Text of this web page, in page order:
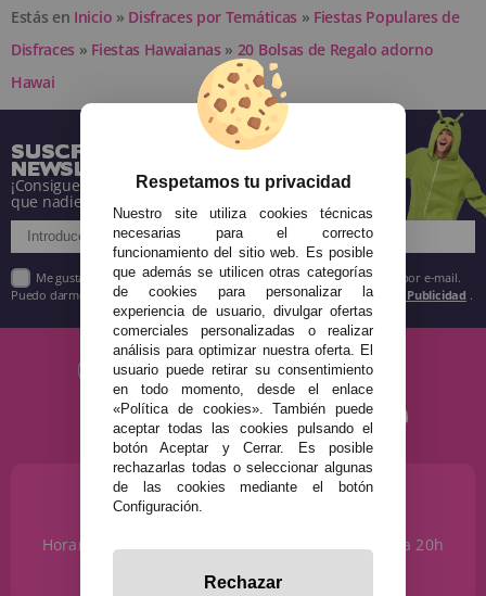
Estás en Inicio » Disfraces por Temáticas » Fiestas Populares de
Disfraces » Fiestas Hawaianas » 20 Bolsas de Regalo adorno
Hawai
SUSCRÍBETE A NUESTRA
NEWSLETTER
¡Consigue descuentos y entérate de todo antes
que nadie!
Me gustaría recibir descuentos exclusivos, novedades y tendencias por e-mail.
Puedo darme de baja cuando quiera según lo recogido en la Política de Publicidad .
¿NECESITAS AYUDA?
Horario de Lunes a Sábados de 10 a 14h y de 17 a 20h
info@disfracestuyyo.com
Respetamos tu privacidad
Nuestro site utiliza cookies técnicas
necesarias para el correcto
funcionamiento del sitio web. Es posible
que además se utilicen otras categorías
de cookies para personalizar la
experiencia de usuario, divulgar ofertas
comerciales personalizadas o realizar
análisis para optimizar nuestra oferta. El
usuario puede retirar su consentimiento
en todo momento, desde el enlace
«Política de cookies». También puede
aceptar todas las cookies pulsando el
botón Aceptar y Cerrar. Es posible
rechazarlas todas o seleccionar algunas
de las cookies mediante el botón
Configuración.
Rechazar